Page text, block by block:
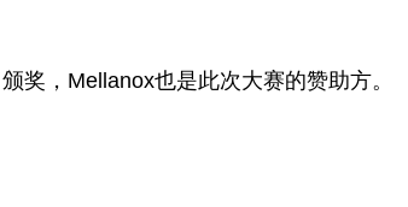
奖， Mellanox也是此次大赛的赞助方。